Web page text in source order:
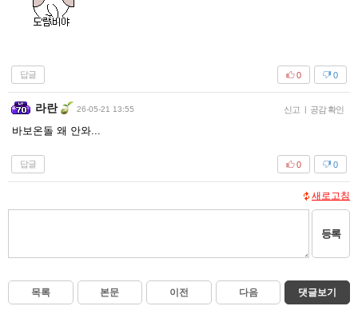
답글 0
0
라란 26-05-21 13:55 신고 | 공감 확인
바보온돌 왜 안와...
답글 0
0
새로고침
등록
목록 본문 이전 다음 댓글보기